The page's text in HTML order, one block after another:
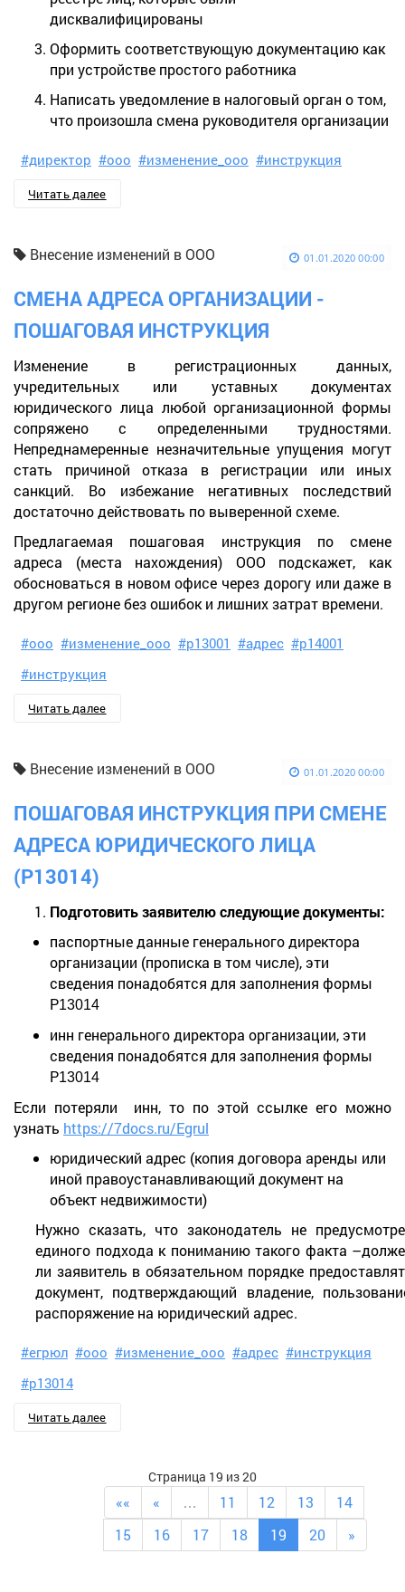
дисквалифицированы
Оформить соответствующую документацию как
при устройстве простого работника
Написать уведомление в налоговый орган о том,
что произошла смена руководителя организации
#директор #ооо #изменение_ооо #инструкция
Читать далее
Внесение изменений в ООО 01.01.2020 00:00
СМЕНА АДРЕСА ОРГАНИЗАЦИИ -
ПОШАГОВАЯ ИНСТРУКЦИЯ
Изменение в регистрационных данных,
учредительных или уставных документах
юридического лица любой организационной формы
сопряжено с определенными трудностями.
Непреднамеренные незначительные упущения могут
стать причиной отказа в регистрации или иных
санкций. Во избежание негативных последствий
достаточно действовать по выверенной схеме.
Предлагаемая пошаговая инструкция по смене
адреса (места нахождения) ООО подскажет, как
обосноваться в новом офисе через дорогу или даже в
другом регионе без ошибок и лишних затрат времени.
#ооо #изменение_ооо #р13001 #адрес #р14001
#инструкция
Читать далее
Внесение изменений в ООО 01.01.2020 00:00
ПОШАГОВАЯ ИНСТРУКЦИЯ ПРИ СМЕНЕ
АДРЕСА ЮРИДИЧЕСКОГО ЛИЦА
(Р13014)
Подготовить заявителю следующие документы:
паспортные данные генерального директора
организации (прописка в том числе), эти
сведения понадобятся для заполнения формы
Р13014
инн генерального директора организации, эти
сведения понадобятся для заполнения формы
Р13014
Если потеряли инн, то по этой ссылке его можно
узнать https://7docs.ru/Egrul
юридический адрес (копия договора аренды или
иной правоустанавливающий документ на
объект недвижимости)
Нужно сказать, что законодатель не
единого подхода к пониманию такого факта
ли заявитель в обязательном порядке
документ, подтверждающий владение,
распоряжение на юридический адрес.
#егрюл #ооо #изменение_ооо #адрес #инструкция
#р13014
Читать далее
Страница 19 из 20
«« « … 11 12 13
14
15
16 17 18 19 20 »